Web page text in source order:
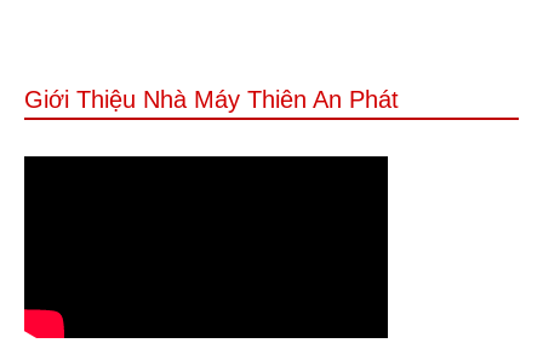
Giới Thiệu Nhà Máy Thiên An Phát